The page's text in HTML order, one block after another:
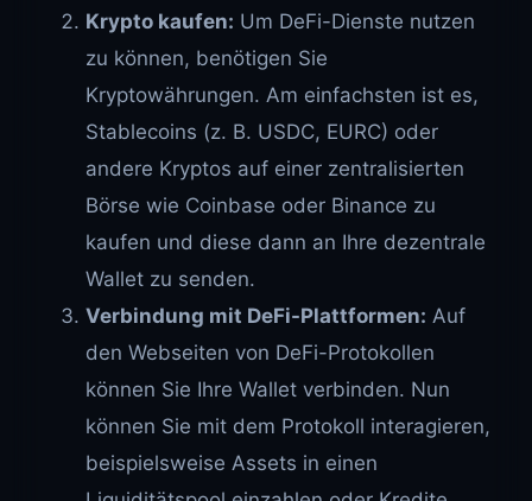
Krypto kaufen: Um DeFi-Dienste nutzen
zu können, benötigen Sie
Kryptowährungen. Am einfachsten ist es,
Stablecoins (z. B. USDC, EURC) oder
andere Kryptos auf einer zentralisierten
Börse wie Coinbase oder Binance zu
kaufen und diese dann an Ihre dezentrale
Wallet zu senden.
Verbindung mit DeFi-Plattformen: Auf
den Webseiten von DeFi-Protokollen
können Sie Ihre Wallet verbinden. Nun
können Sie mit dem Protokoll interagieren,
beispielsweise Assets in einen